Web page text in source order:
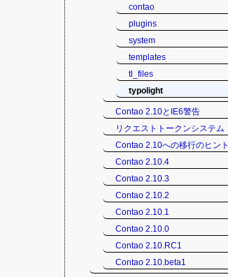
contao
plugins
system
templates
tl_files
typolight
Contao 2.10とIE6警告
リクエストトークンシステム
Contao 2.10への移行のヒント
Contao 2.10.4
Contao 2.10.3
Contao 2.10.2
Contao 2.10.1
Contao 2.10.0
Contao 2.10.RC1
Contao 2.10.beta1